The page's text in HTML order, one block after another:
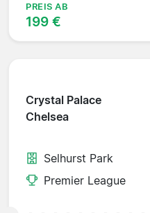
PREIS AB
199 €
Crystal Palace
Chelsea
Selhurst Park
Premier League